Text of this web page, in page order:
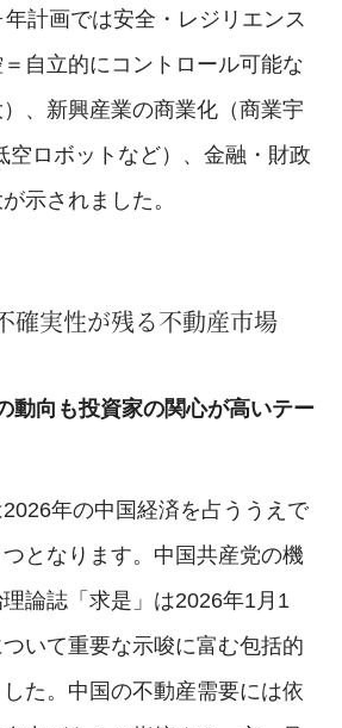
計画では安全・レジリエンス
自立的にコントロール可能な
、新興産業の商業化（商業宇
空ロボットなど）、金融・財政
示されました。
確実性が残る不動産市場
動向も投資家の関心が高いテー
年の中国経済を占ううえで
となります。中国共産党の機
論誌「求是」は2026年1月1
いて重要な示唆に富む包括的
た。中国の不動産需要には依